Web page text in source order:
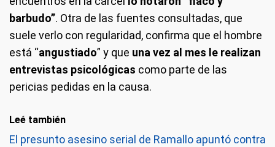
barbudo”. Otra de las fuentes consultadas, que
suele verlo con regularidad, confirma que el hombre
está “angustiado” y que una vez al mes le realizan
entrevistas psicológicas como parte de las
pericias pedidas en la causa.
Leé también
El presunto asesino serial de Ramallo apuntó contra